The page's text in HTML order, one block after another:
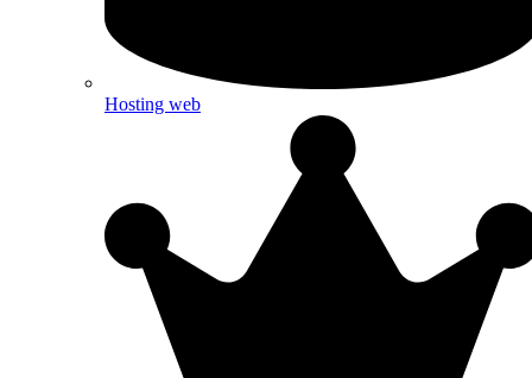
Hosting web